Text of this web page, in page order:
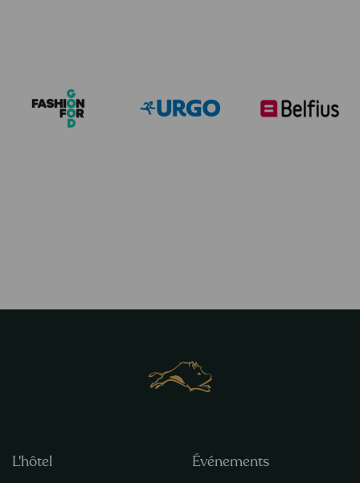
L'hôtel
Événements